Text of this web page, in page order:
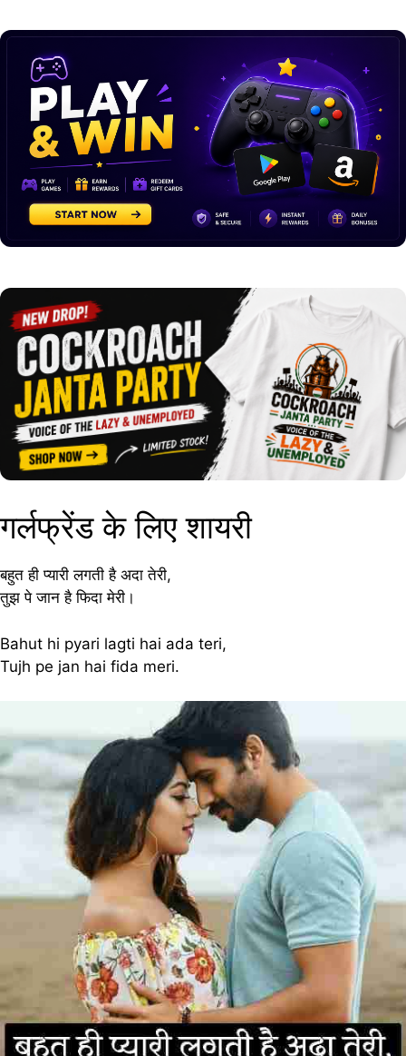
गर्लफ्रेंड के लिए शायरी
बहुत ही प्यारी लगती है अदा तेरी,
तुझ पे जान है फिदा मेरी।
Bahut hi pyari lagti hai ada teri,
Tujh pe jan hai fida meri.